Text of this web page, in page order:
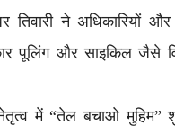
तिवारी ने अधिकारियों और
पूलिंग और साइकिल जैसे
में “तेल बचाओ मुहिम”